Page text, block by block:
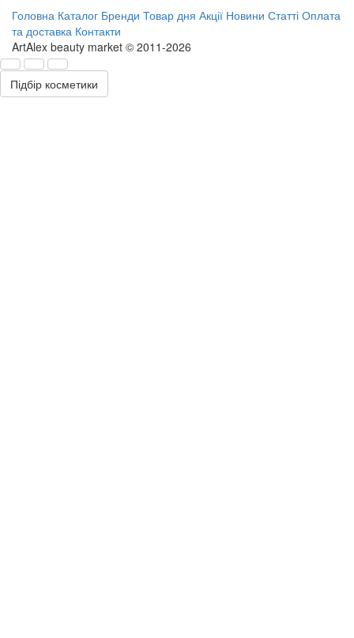
Головна Каталог Бренди Товар дня Акції Новини Статті Оплата
та доставка Контакти
ArtAlex beauty market © 2011-2026
Підбір косметики